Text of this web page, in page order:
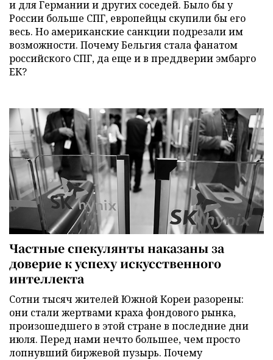
и для Германии и других соседей. Было бы у
России больше СПГ, европейцы скупили бы его
весь. Но американские санкции подрезали им
возможности. Почему Бельгия стала фанатом
российского СПГ, да еще и в преддверии эмбарго
ЕК?
Частные спекулянты наказаны за
доверие к успеху искусственного
интеллекта
Сотни тысяч жителей Южной Кореи разорены:
они стали жертвами краха фондового рынка,
произошедшего в этой стране в последние дни
июля. Перед нами нечто большее, чем просто
лопнувший биржевой пузырь. Почему